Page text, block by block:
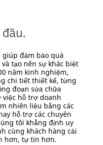
giúp đảm bảo quá
tạo nên sự khác biệt
năm kinh nghiệm,
chi tiết thiết kế, từng
đoạn sửa chữa
hỗ trợ doanh
nhiên liệu bằng các
hỗ trợ các chuyên
tôi khẳng định uy
cùng khách hàng cải
hơn, tự tin hơn.